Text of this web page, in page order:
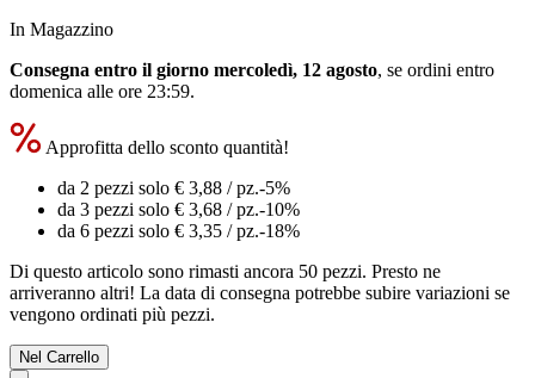
In Magazzino
Consegna entro il giorno mercoledì, 12 agosto, se ordini entro
domenica alle ore 23:59.
Approfitta dello sconto quantità!
da 2 pezzi solo € 3,88 / pz.-5%
da 3 pezzi solo € 3,68 / pz.-10%
da 6 pezzi solo € 3,35 / pz.-18%
Di questo articolo sono rimasti ancora 50 pezzi. Presto ne
arriveranno altri! La data di consegna potrebbe subire variazioni se
vengono ordinati più pezzi.
Nel Carrello